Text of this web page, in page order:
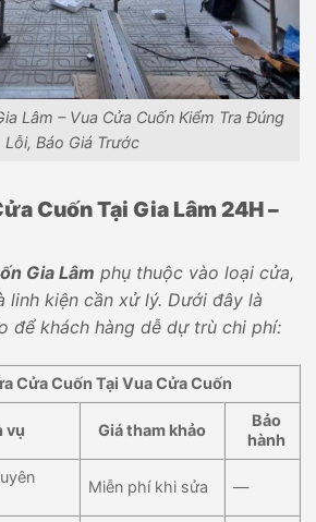
Lâm – Vua Cửa Cuốn Kiểm Tra Đúng
Lỗi, Báo Giá Trước
Cuốn Tại Gia Lâm 24H –
Gia Lâm phụ thuộc vào loại cửa,
linh kiện cần xử lý. Dưới đây là
để khách hàng dễ dự trù chi phí:
Cửa Cuốn Tại Vua Cửa Cuốn
vụ Giá tham khảo
Bảo
hành
Miễn phí khi sửa —